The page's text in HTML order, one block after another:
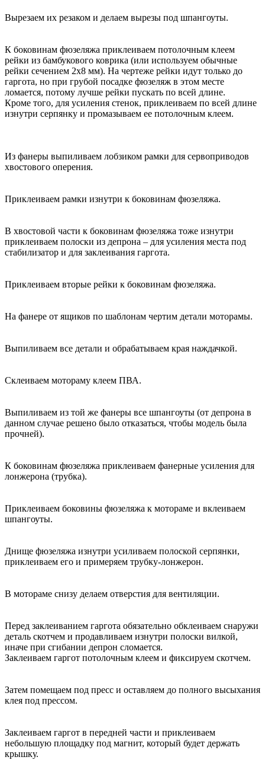
Вырезаем их резаком и делаем вырезы под шпангоуты.
К боковинам фюзеляжа приклеиваем потолочным клеем
рейки из бамбукового коврика (или используем обычные
рейки сечением 2х8 мм). На чертеже рейки идут только до
гаргота, но при грубой посадке фюзеляж в этом месте
ломается, потому лучше рейки пускать по всей длине.
Кроме того, для усиления стенок, приклеиваем по всей длине
изнутри серпянку и промазываем ее потолочным клеем.
Из фанеры выпиливаем лобзиком рамки для сервоприводов
хвостового оперения.
Приклеиваем рамки изнутри к боковинам фюзеляжа.
В хвостовой части к боковинам фюзеляжа тоже изнутри
приклеиваем полоски из депрона – для усиления места под
стабилизатор и для заклеивания гаргота.
Приклеиваем вторые рейки к боковинам фюзеляжа.
На фанере от ящиков по шаблонам чертим детали моторамы.
Выпиливаем все детали и обрабатываем края наждачкой.
Склеиваем мотораму клеем ПВА.
Выпиливаем из той же фанеры все шпангоуты (от депрона в
данном случае решено было отказаться, чтобы модель была
прочней).
К боковинам фюзеляжа приклеиваем фанерные усиления для
лонжерона (трубка).
Приклеиваем боковины фюзеляжа к мотораме и вклеиваем
шпангоуты.
Днище фюзеляжа изнутри усиливаем полоской серпянки,
приклеиваем его и примеряем трубку-лонжерон.
В мотораме снизу делаем отверстия для вентиляции.
Перед заклеиванием гаргота обязательно обклеиваем снаружи
деталь скотчем и продавливаем изнутри полоски вилкой,
иначе при сгибании депрон сломается.
Заклеиваем гаргот потолочным клеем и фиксируем скотчем.
Затем помещаем под пресс и оставляем до полного высыхания
клея под прессом.
Заклеиваем гаргот в передней части и приклеиваем
небольшую площадку под магнит, который будет держать
крышку.